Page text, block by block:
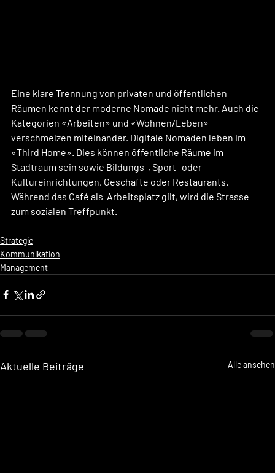
Eine klare Trennung von privaten und öffentlichen
Räumen kennt der moderne Nomade nicht mehr. Auch die
Kategorien «Arbeiten» und «Wohnen/Leben»
verschmelzen miteinander. Digitale Nomaden leben im
«Third Home». Dies können öffentliche Räume im
Stadtraum sein sowie Bildungs-, Sport- oder
Kultureinrichtungen, Geschäfte oder Restaurants.
Während das Café als  Arbeitsplatz gilt, wird die Strasse
zum sozialen Treffpunkt.
Strategie
Kommunikation
Management
Aktuelle Beiträge Alle ansehen